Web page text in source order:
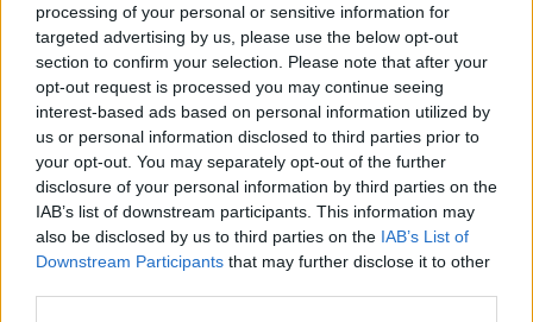
processing of your personal or sensitive information for
targeted advertising by us, please use the below opt-out
section to confirm your selection. Please note that after your
opt-out request is processed you may continue seeing
interest-based ads based on personal information utilized by
us or personal information disclosed to third parties prior to
your opt-out. You may separately opt-out of the further
disclosure of your personal information by third parties on the
IAB’s list of downstream participants. This information may
also be disclosed by us to third parties on the IAB’s List of
Downstream Participants that may further disclose it to other